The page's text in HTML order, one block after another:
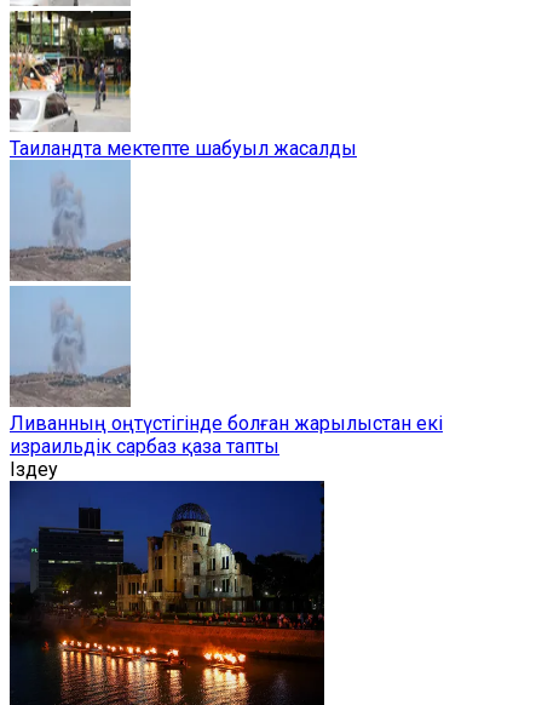
Таиландта мектепте шабуыл жасалды
Ливанның оңтүстігінде болған жарылыстан екі
израильдік сарбаз қаза тапты
Іздеу